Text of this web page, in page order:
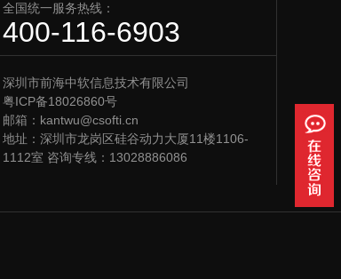
全国统一服务热线：
400-116-6903
深圳市前海中软信息技术有限公司
粤ICP备18026860号
邮箱：kantwu@csofti.cn
地址：深圳市龙岗区硅谷动力大厦11楼1106-
1112室 咨询专线：13028886086